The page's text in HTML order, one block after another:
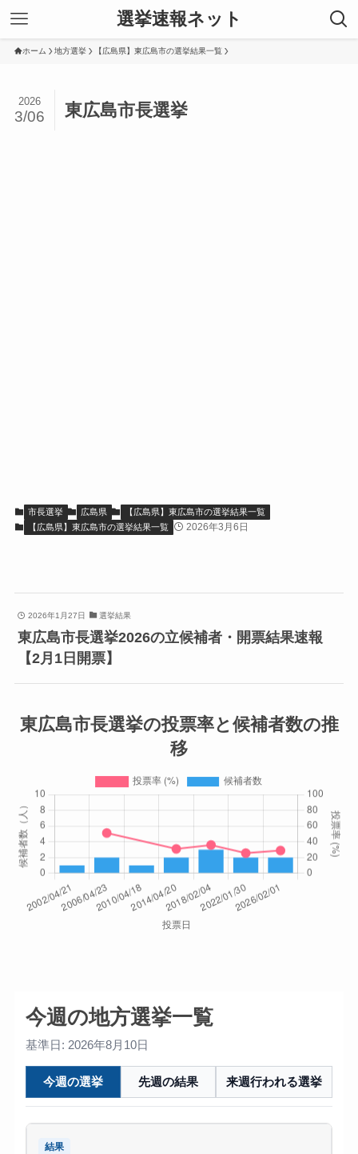
選挙速報ネット
ホーム 地方選挙 【広島県】東広島市の選挙結果一覧
東広島市長選挙
2026
3/06
市長選挙 広島県
【広島県】東広島市の選挙結果一覧
【広島県】東広島市の選挙結果一覧
2026年3月6日
2026年1月27日 選挙結果
東広島市長選挙2026の立候補者・開票結果速報
【2月1日開票】
東広島市長選挙の投票率と候補者数の推
移
今週の地方選挙一覧
基準日: 2026年8月10日
今週の選挙 先週の結果 来週行われる選挙
結果